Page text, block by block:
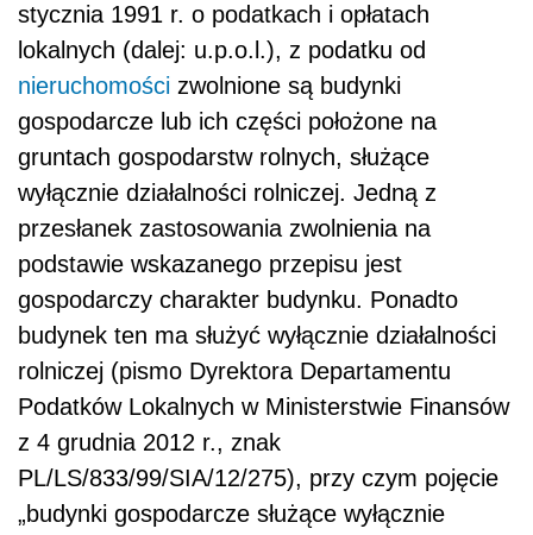
stycznia 1991 r. o podatkach i opłatach
lokalnych (dalej: u.p.o.l.), z podatku od
nieruchomości zwolnione są budynki
gospodarcze lub ich części położone na
gruntach gospodarstw rolnych, służące
wyłącznie działalności rolniczej. Jedną z
przesłanek zastosowania zwolnienia na
podstawie wskazanego przepisu jest
gospodarczy charakter budynku. Ponadto
budynek ten ma służyć wyłącznie działalności
rolniczej (pismo Dyrektora Departamentu
Podatków Lokalnych w Ministerstwie Finansów
z 4 grudnia 2012 r., znak
PL/LS/833/99/SIA/12/275), przy czym pojęcie
„budynki gospodarcze służące wyłącznie